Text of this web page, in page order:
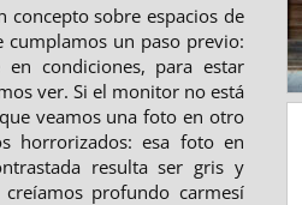
concepto sobre espacios de
un paso previo:
condiciones, para estar
ver. Si el monitor no está
veamos una foto en otro
horrorizados: esa foto en
resulta ser gris y
profundo carmesí